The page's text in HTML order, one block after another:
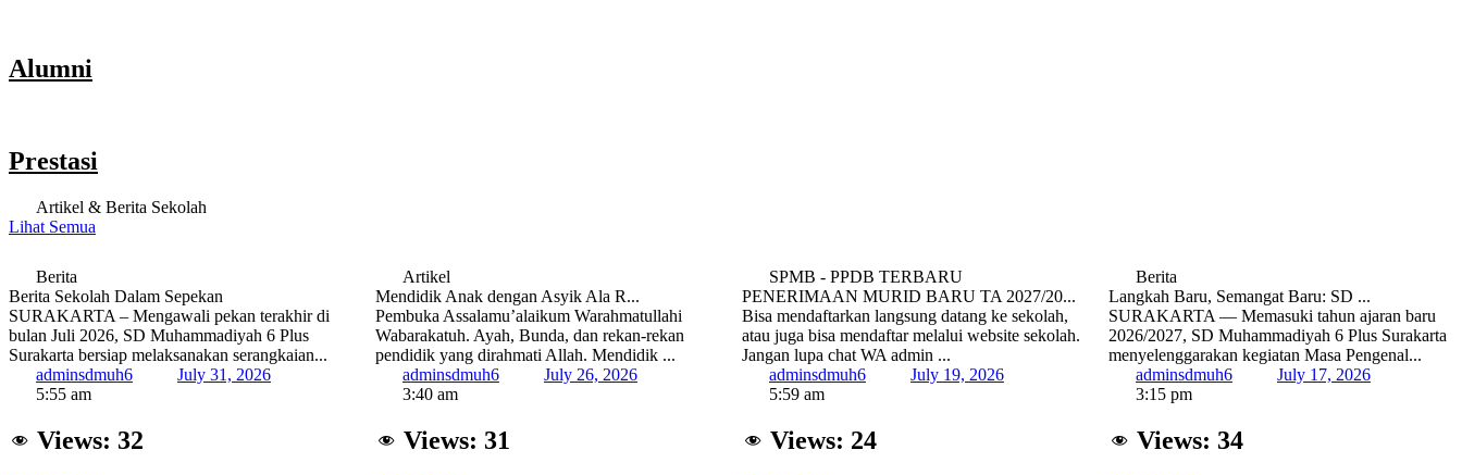
Alumni
Prestasi
Artikel & Berita Sekolah
Lihat Semua
Berita
Berita Sekolah Dalam Sepekan
SURAKARTA – Mengawali pekan terakhir di
bulan Juli 2026, SD Muhammadiyah 6 Plus
Surakarta bersiap melaksanakan serangkaian...
adminsdmuh6
July 31, 2026
5:55 am
Views: 32
Artikel
Mendidik Anak dengan Asyik Ala R...
Pembuka Assalamu’alaikum Warahmatullahi
Wabarakatuh. Ayah, Bunda, dan rekan-rekan
pendidik yang dirahmati Allah. Mendidik ...
adminsdmuh6
July 26, 2026
3:40 am
Views: 31
SPMB - PPDB TERBARU
PENERIMAAN MURID BARU TA 2027/20...
Bisa mendaftarkan langsung datang ke sekolah,
atau juga bisa mendaftar melalui website sekolah.
Jangan lupa chat WA admin ...
adminsdmuh6
July 19, 2026
5:59 am
Views: 24
Berita
Langkah Baru, Semangat Baru: SD ...
SURAKARTA — Memasuki tahun ajaran baru
2026/2027, SD Muhammadiyah 6 Plus Surakarta
menyelenggarakan kegiatan Masa Pengenal...
adminsdmuh6
July 17, 2026
3:15 pm
Views: 34